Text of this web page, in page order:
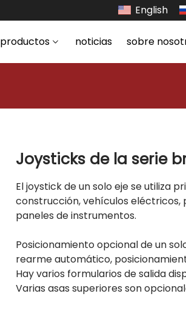
English
productos noticias sobre
Joysticks de la serie
El joystick de un solo eje se utiliza
construcción, vehículos
paneles de instrumentos.
Posicionamiento opcional de un
rearme automático,
Hay varios formularios de salida
Varias asas superiores son